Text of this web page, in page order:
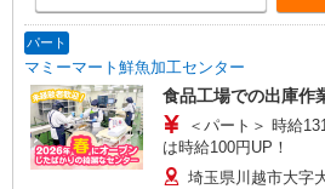
パート
マミーマート鮮魚加工センター
食品工場での出庫作
＜パート＞ 時給1310円〜 ★土曜
は時給100円UP！
埼玉県川越市大字